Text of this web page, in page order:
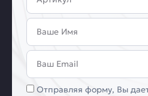
Имя
Email
Соглашение
Отправляя форму, Вы